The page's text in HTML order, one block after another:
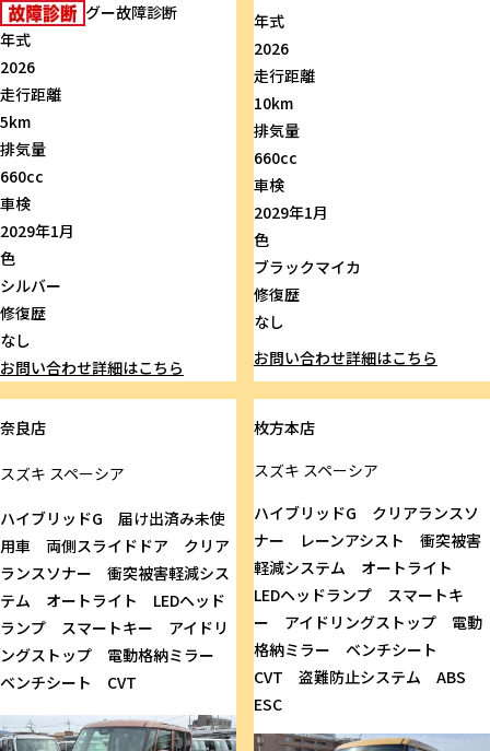
グー故障診断
年式
2026
走行距離
5km
排気量
660cc
車検
2029年1月
色
シルバー
修復歴
なし
お問い合わせ詳細はこちら
年式
2026
走行距離
10km
排気量
660cc
車検
2029年1月
色
ブラックマイカ
修復歴
なし
お問い合わせ詳細はこちら
奈良店
スズキ スペーシア
ハイブリッドG 届け出済み未使
用車 両側スライドドア クリア
ランスソナー 衝突被害軽減シス
テム オートライト LEDヘッド
ランプ スマートキー アイドリ
ングストップ 電動格納ミラー
ベンチシート CVT
枚方本店
スズキ スペーシア
ハイブリッドG クリアランスソ
ナー レーンアシスト 衝突被害
軽減システム オートライト
LEDヘッドランプ スマートキ
ー アイドリングストップ 電動
格納ミラー ベンチシート
CVT 盗難防止システム ABS
ESC